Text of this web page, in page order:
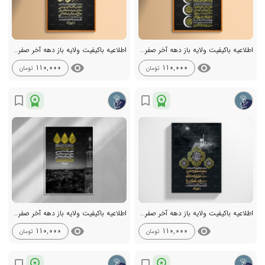
اطلاعیه باکیفیت ولایه باز دهه آخر صفر +استوری
visibility
110,000 تومان
اطلاعیه باکیفیت ولایه باز دهه آخر صفر +استوری
visibility
110,000 تومان
workspace_premium
bookmark_border
اطلاعیه باکیفیت ولایه باز دهه آخر صفر +استوری
visibility
110,000 تومان
workspace_premium
bookmark_border
اطلاعیه باکیفیت ولایه باز دهه آخر صفر +استوری
visibility
110,000 تومان